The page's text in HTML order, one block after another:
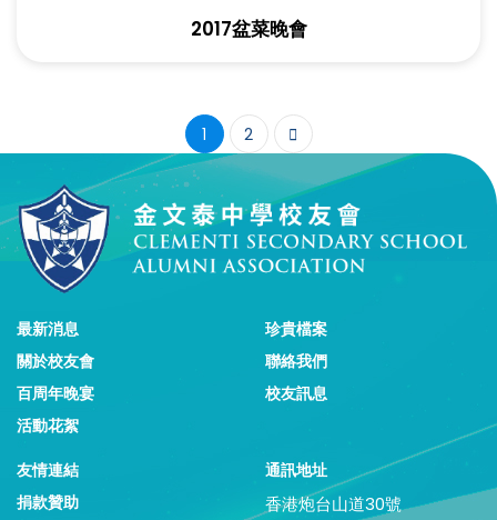
2017盆菜晚會
1 2
最新消息
關於校友會
百周年晚宴
活動花絮
珍貴檔案
聯絡我們
校友訊息
友情連結
捐款贊助
通訊地址
香港炮台山道30號